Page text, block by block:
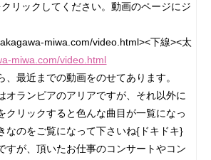
リックしてください。動画のページにジ
miwa.com/video.html><下線><太
miwa.com/video.html
、最近までの動画をのせてあります。
オランピアのアリアですが、それ以外に
クリックすると色んな曲目が一覧になっ
なのをご覧になって下さいね{ドキドキ}
すが、頂いたお仕事のコンサートやコン